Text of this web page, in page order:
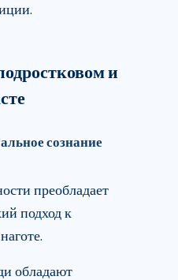
и
сознание
преобладает
подход к
обладают